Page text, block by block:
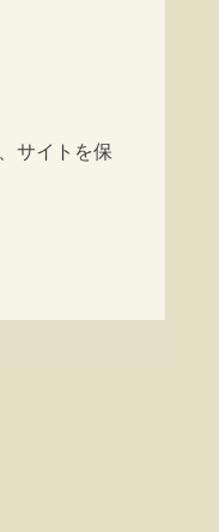
サイトを保